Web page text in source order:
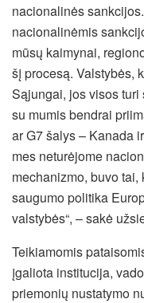
nacionalinės
nacionalinėmis
mūsų kaimynai,
šį procesą. Valstybės,
Sąjungai, jos visos
su mumis bendrai
ar G7 šalys – Kanada
mes neturėjome
mechanizmo, buvo
saugumo politika
valstybės“, – sakė
Teikiamomis
įgaliota institucija,
priemonių nustatymo